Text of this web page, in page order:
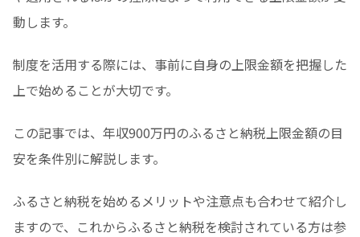
動します。
制度を活用する際には、事前に自身の上限金額を把握した
上で始めることが大切です。
この記事では、年収900万円のふるさと納税上限金額の目
安を条件別に解説します。
ふるさと納税を始めるメリットや注意点も合わせて紹介し
ますので、これからふるさと納税を検討されている方は参